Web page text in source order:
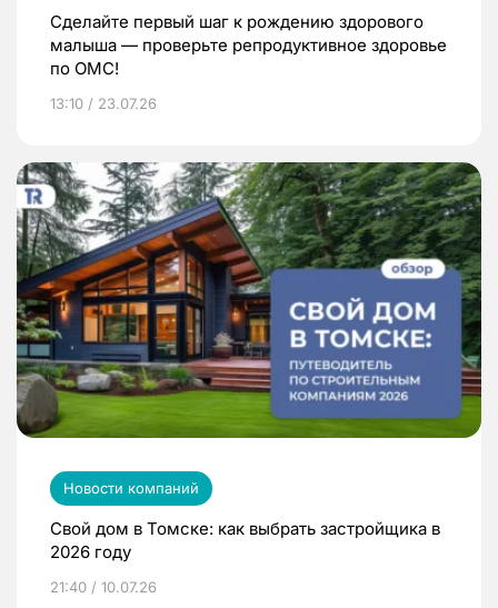
Сделайте первый шаг к рождению здорового
малыша — проверьте репродуктивное здоровье
по ОМС!
13:10 / 23.07.26
Новости компаний
Свой дом в Томске: как выбрать застройщика в
2026 году
21:40 / 10.07.26